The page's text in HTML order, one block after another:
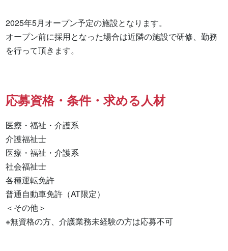
2025年5月オープン予定の施設となります。
オープン前に採用となった場合は近隣の施設で研修、勤務
を行って頂きます。
応募資格・条件・求める人材
医療・福祉・介護系
介護福祉士
医療・福祉・介護系
社会福祉士
各種運転免許
普通自動車免許（AT限定）
＜その他＞
※無資格の方、介護業務未経験の方は応募不可